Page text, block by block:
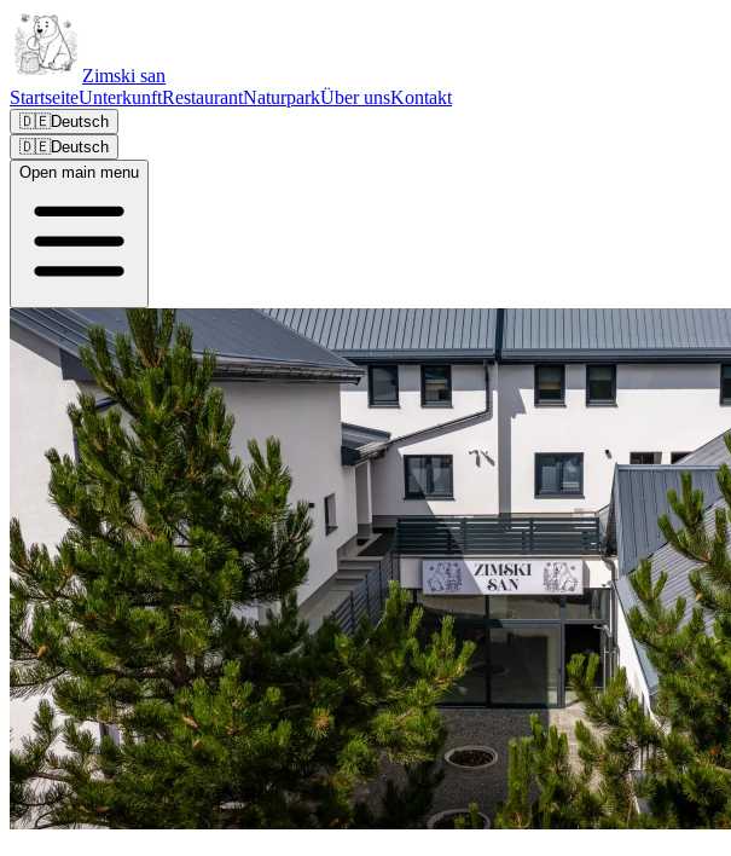
Zimski san
StartseiteUnterkunftRestaurantNaturparkÜber unsKontakt
🇩🇪Deutsch
🇩🇪Deutsch
Open main menu